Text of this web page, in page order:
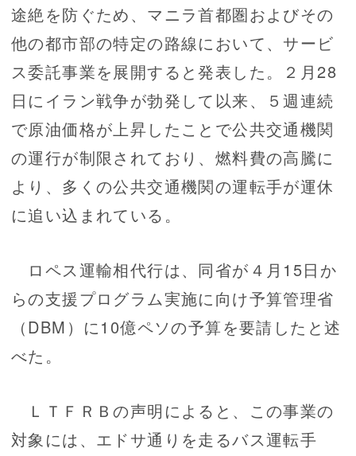
途絶を防ぐため、マニラ首都圏およびその
他の都市部の特定の路線において、サービ
ス委託事業を展開すると発表した。２月28
日にイラン戦争が勃発して以来、５週連続
で原油価格が上昇したことで公共交通機関
の運行が制限されており、燃料費の高騰に
より、多くの公共交通機関の運転手が運休
に追い込まれている。
ロペス運輸相代行は、同省が４月15日か
らの支援プログラム実施に向け予算管理省
（DBM）に10億ペソの予算を要請したと述
べた。
ＬＴＦＲＢの声明によると、この事業の
対象には、エドサ通りを走るバス運転手